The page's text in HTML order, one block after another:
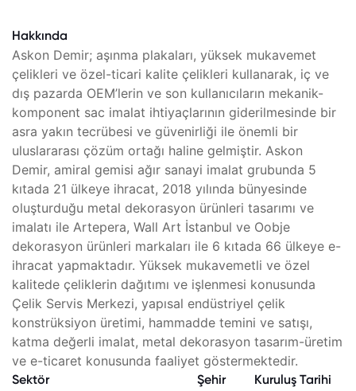
Hakkında
Askon Demir; aşınma plakaları, yüksek mukavemet
çelikleri ve özel-ticari kalite çelikleri kullanarak, iç ve
dış pazarda OEM’lerin ve son kullanıcıların mekanik-
komponent sac imalat ihtiyaçlarının giderilmesinde bir
asra yakın tecrübesi ve güvenirliği ile önemli bir
uluslararası çözüm ortağı haline gelmiştir. Askon
Demir, amiral gemisi ağır sanayi imalat grubunda 5
kıtada 21 ülkeye ihracat, 2018 yılında bünyesinde
oluşturduğu metal dekorasyon ürünleri tasarımı ve
imalatı ile Artepera, Wall Art İstanbul ve Oobje
dekorasyon ürünleri markaları ile 6 kıtada 66 ülkeye e-
ihracat yapmaktadır. Yüksek mukavemetli ve özel
kalitede çeliklerin dağıtımı ve işlenmesi konusunda
Çelik Servis Merkezi, yapısal endüstriyel çelik
konstrüksiyon üretimi, hammadde temini ve satışı,
katma değerli imalat, metal dekorasyon tasarım-üretim
ve e-ticaret konusunda faaliyet göstermektedir.
Sektör Şehir Kuruluş Tarihi